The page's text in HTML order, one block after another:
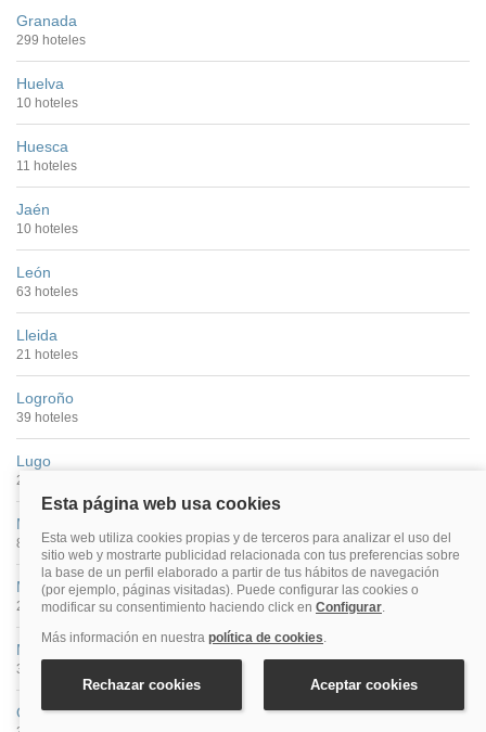
Granada
299 hoteles
Huelva
10 hoteles
Huesca
11 hoteles
Jaén
10 hoteles
León
63 hoteles
Lleida
21 hoteles
Logroño
39 hoteles
Lugo
26 hoteles
Madrid
877 hoteles
Málaga
269 hoteles
Murcia
33 hoteles
Ourense